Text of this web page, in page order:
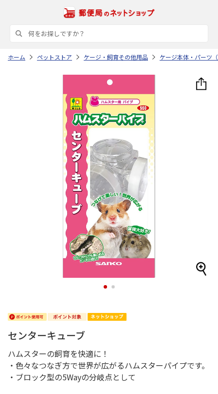
ホーム ペットストア ケージ・飼育その他用品 ケージ本体・パーツ
1 2
センターキューブ
ハムスターの飼育を快適に！
・色々なつなぎ方で世界が広がるハムスターパイプです。
・ブロック型の5Wayの分岐点として